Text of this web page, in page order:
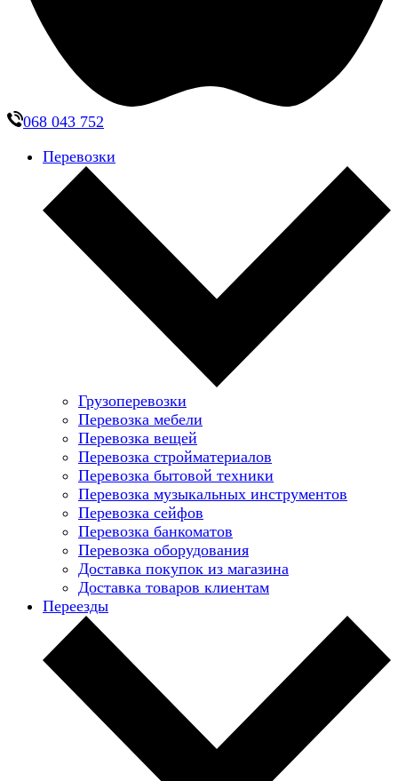
068 043 752
Перевозки
Грузоперевозки
Перевозка мебели
Перевозка вещей
Перевозка стройматериалов
Перевозка бытовой техники
Перевозка музыкальных инструментов
Перевозка сейфов
Перевозка банкоматов
Перевозка оборудования
Доставка покупок из магазина
Доставка товаров клиентам
Переезды